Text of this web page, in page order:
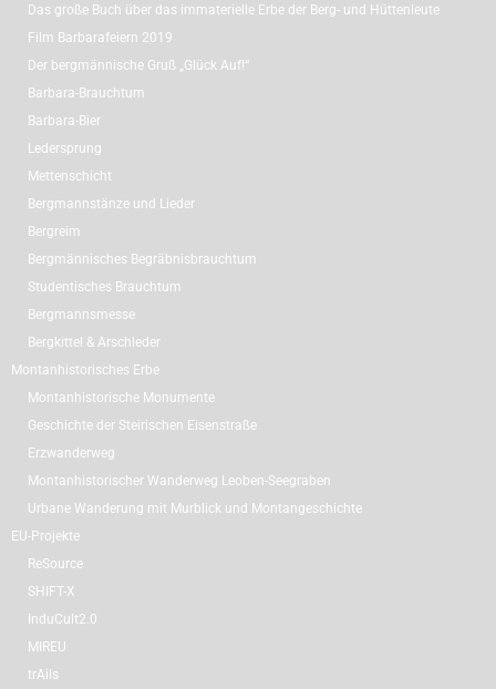
Das große Buch über das immaterielle Erbe der Berg- und Hüttenleute
Film Barbarafeiern 2019
Der bergmännische Gruß „Glück Auf!“
Barbara-Brauchtum
Barbara-Bier
Ledersprung
Mettenschicht
Bergmannstänze und Lieder
Bergreim
Bergmännisches Begräbnisbrauchtum
Studentisches Brauchtum
Bergmannsmesse
Bergkittel & Arschleder
Montanhistorisches Erbe
Montanhistorische Monumente
Geschichte der Steirischen Eisenstraße
Erzwanderweg
Montanhistorischer Wanderweg Leoben-Seegraben
Urbane Wanderung mit Murblick und Montangeschichte
EU-Projekte
ReSource
SHIFT-X
InduCult2.0
MIREU
trAils